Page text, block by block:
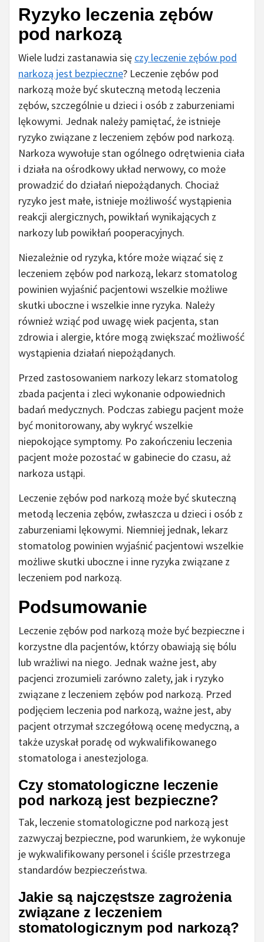
Ryzyko leczenia zębów
pod narkozą
Wiele ludzi zastanawia się czy leczenie zębów pod
narkozą jest bezpieczne? Leczenie zębów pod
narkozą może być skuteczną metodą leczenia
zębów, szczególnie u dzieci i osób z zaburzeniami
lękowymi. Jednak należy pamiętać, że istnieje
ryzyko związane z leczeniem zębów pod narkozą.
Narkoza wywołuje stan ogólnego odrętwienia ciała
i działa na ośrodkowy układ nerwowy, co może
prowadzić do działań niepożądanych. Chociaż
ryzyko jest małe, istnieje możliwość wystąpienia
reakcji alergicznych, powikłań wynikających z
narkozy lub powikłań pooperacyjnych.
Niezależnie od ryzyka, które może wiązać się z
leczeniem zębów pod narkozą, lekarz stomatolog
powinien wyjaśnić pacjentowi wszelkie możliwe
skutki uboczne i wszelkie inne ryzyka. Należy
również wziąć pod uwagę wiek pacjenta, stan
zdrowia i alergie, które mogą zwiększać możliwość
wystąpienia działań niepożądanych.
Przed zastosowaniem narkozy lekarz stomatolog
zbada pacjenta i zleci wykonanie odpowiednich
badań medycznych. Podczas zabiegu pacjent może
być monitorowany, aby wykryć wszelkie
niepokojące symptomy. Po zakończeniu leczenia
pacjent może pozostać w gabinecie do czasu, aż
narkoza ustąpi.
Leczenie zębów pod narkozą może być skuteczną
metodą leczenia zębów, zwłaszcza u dzieci i osób z
zaburzeniami lękowymi. Niemniej jednak, lekarz
stomatolog powinien wyjaśnić pacjentowi wszelkie
możliwe skutki uboczne i inne ryzyka związane z
leczeniem pod narkozą.
Podsumowanie
Leczenie zębów pod narkozą może być bezpieczne i
korzystne dla pacjentów, którzy obawiają się bólu
lub wrażliwi na niego. Jednak ważne jest, aby
pacjenci zrozumieli zarówno zalety, jak i ryzyko
związane z leczeniem zębów pod narkozą. Przed
podjęciem leczenia pod narkozą, ważne jest, aby
pacjent otrzymał szczegółową ocenę medyczną, a
także uzyskał poradę od wykwalifikowanego
stomatologa i anestezjologa.
Czy stomatologiczne leczenie
pod narkozą jest bezpieczne?
Tak, leczenie stomatologiczne pod narkozą jest
zazwyczaj bezpieczne, pod warunkiem, że wykonuje
je wykwalifikowany personel i ściśle przestrzega
standardów bezpieczeństwa.
Jakie są najczęstsze zagrożenia
związane z leczeniem
stomatologicznym pod narkozą?